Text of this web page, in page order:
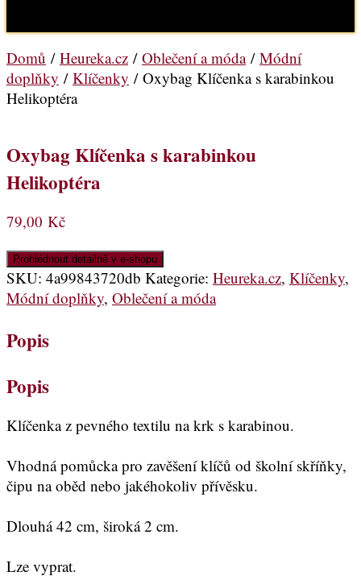
Domů / Heureka.cz / Oblečení a móda/ Módní
doplňky / Klíčenky / Oxybag Klíčenka s karabinkou
Helikoptéra
Oxybag Klíčenka s karabinkou
Helikoptéra
79,00 Kč
Prohlédnout detailně v e-shopu
SKU: 4a99843720db Kategorie: Heureka.cz, Klíčenky,
Módní doplňky, Oblečení a móda
Popis
Popis
Klíčenka z pevného textilu na krk s karabinou.
Vhodná pomůcka pro zavěšení klíčů od školní skříňky,
čipu na oběd nebo jakéhokoliv přívěsku.
Dlouhá 42 cm, široká 2 cm.
Lze vyprat.